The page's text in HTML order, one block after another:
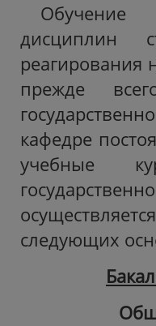
Обучение
дисциплин
реагирования
прежде
кафедре
учебные
следующих